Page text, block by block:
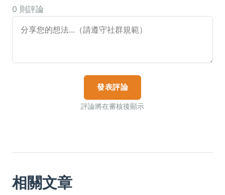
0 則評論
發表評論
評論將在審核後顯示
相關文章